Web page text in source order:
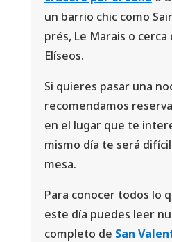
un barrio chic como
prés, Le Marais o cerca
Elíseos.
Si quieres pasar una
recomendamos
en el lugar que te
mismo día te será
mesa.
Para conocer todos lo
este día puedes leer
completo de San